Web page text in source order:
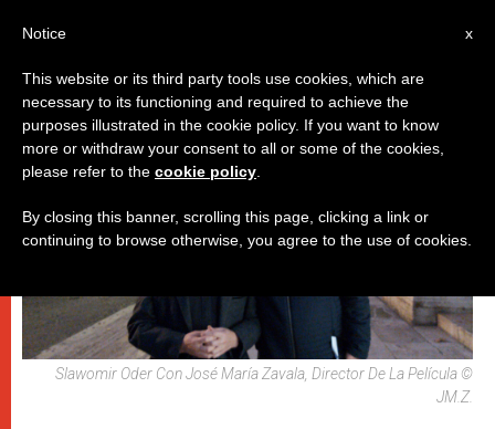
PAPAS
Slawomir Oder Con José María Zavala, Director De La Película ©
JM.Z.
x
Notice
This website or its third party tools use cookies, which are
necessary to its functioning and required to achieve the
purposes illustrated in the cookie policy. If you want to know
more or withdraw your consent to all or some of the cookies,
please refer to the cookie policy
By closing this banner, scrolling this page, clicking a link or
continuing to browse otherwise, you agree to the use of cookies.